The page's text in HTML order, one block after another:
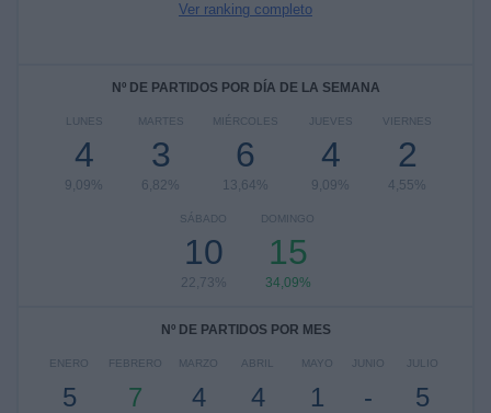
Ver ranking completo
Nº DE PARTIDOS POR DÍA DE LA SEMANA
LUNES
4
9,09%
MARTES
3
6,82%
MIÉRCOLES
6
13,64%
JUEVES
4
9,09%
VIERNES
2
4,55%
SÁBADO
10
22,73%
DOMINGO
15
34,09%
Nº DE PARTIDOS POR MES
ENERO
5
FEBRERO
7
MARZO
4
ABRIL
4
MAYO
1
JUNIO
-
JULIO
5